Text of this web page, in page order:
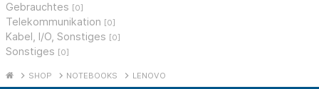
Gebrauchtes [0]
Telekommunikation [0]
Kabel, I/O, Sonstiges [0]
Sonstiges [0]
SHOP NOTEBOOKS LENOVO